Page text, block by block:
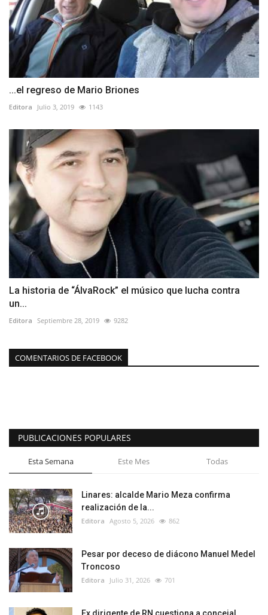
...el regreso de Mario Briones
Editora Julio 3, 2019 1143
La historia de “ÁlvaRock” el músico que lucha contra
un...
Editora Septiembre 28, 2019 9282
COMENTARIOS DE FACEBOOK
PUBLICACIONES POPULARES
Esta Semana Este Mes Todas
Linares: alcalde Mario Meza confirma
realización de la...
Editora Agosto 5, 2026 862
Pesar por deceso de diácono Manuel Medel
Troncoso
Editora Julio 31, 2026 701
Ex dirigente de RN cuestiona a concejal